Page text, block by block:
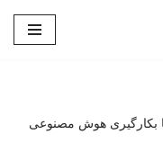
بکارگیری هوش مصنوعی